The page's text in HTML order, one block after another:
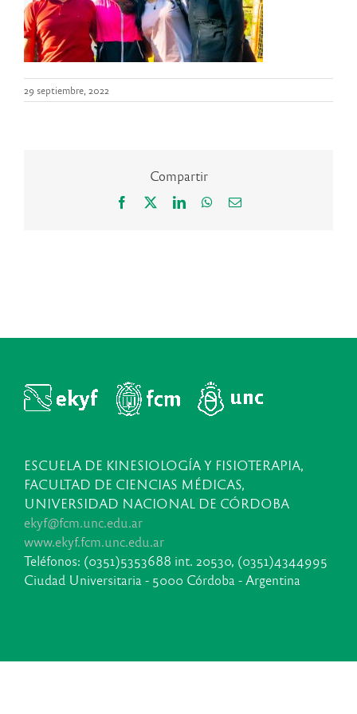
29 septiembre, 2022
Compartir
Facebook LinkedInWhatsApp
Correo
ESCUELA DE KINESIOLOGÍA Y FISIOTERAPIA,
FACULTAD DE CIENCIAS MÉDICAS,
UNIVERSIDAD NACIONAL DE CÓRDOBA
ekyf@fcm.unc.edu.ar
www.ekyf.fcm.unc.edu.ar
Teléfonos: (0351)5353688 int. 20530, (0351)4344995
Ciudad Universitaria - 5000 Córdoba - Argentina